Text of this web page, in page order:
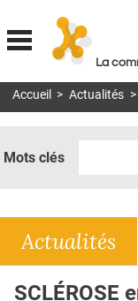
La
MON COMPTE
DOSSIERS
RÉSEAUX
Accueil > Actualités >
Mots clés
Actualités
SCLÉROSE